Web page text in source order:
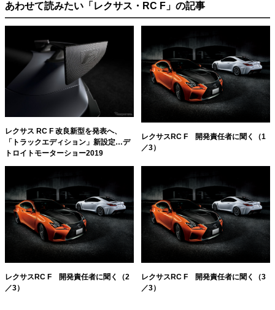
あわせて読みたい「レクサス・RC F」の記事
レクサス RC F 改良新型を発表へ、
「トラックエディション」新設定…デ
トロイトモーターショー2019
レクサスRC F 開発責任者に聞く（1
／3）
レクサスRC F 開発責任者に聞く（2
／3）
レクサスRC F 開発責任者に聞く（3
／3）